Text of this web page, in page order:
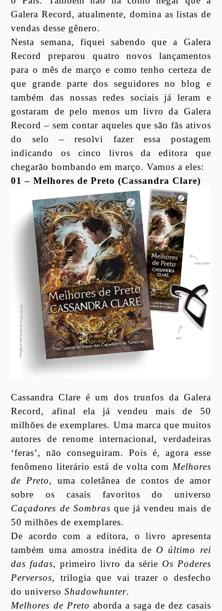
Galera Record, atualmente, domina as listas de
vendas desse gênero.
Nesta semana, fiquei sabendo que a Galera
Record preparou quatro novos lançamentos
para o mês de março e como tenho certeza de
que grande parte dos seguidores no blog e
também das nossas redes sociais já leram e
gostaram de pelo menos um livro da Galera
Record – sem contar aqueles que são fãs ativos
do selo – resolvi fazer essa postagem
indicando os cinco livros da editora que
chegarão bombando em março. Vamos a eles:
01 – Melhores de Preto (Cassandra Clare)
Cassandra Clare é um dos trunfos da Galera
Record, afinal ela já vendeu mais de 50
milhões de exemplares. Uma marca que muitos
autores de renome internacional, verdadeiras
‘feras’, não conseguiram. Pois é, agora esse
fenômeno literário está de volta com Melhores
de Preto, uma coletânea de contos de amor
sobre os casais favoritos do universo
Caçadores de Sombras que já vendeu mais de
50 milhões de exemplares.
De acordo com a editora, o livro apresenta
também uma amostra inédita de O último rei
das fadas, primeiro livro da série Os Poderes
Perversos, trilogia que vai trazer o desfecho
do universoShadowhunter.
Melhores de Preto aborda a saga de dez casais